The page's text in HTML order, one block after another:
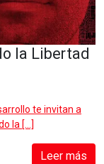
la Libertad
te invitan a
la […]
Leer más